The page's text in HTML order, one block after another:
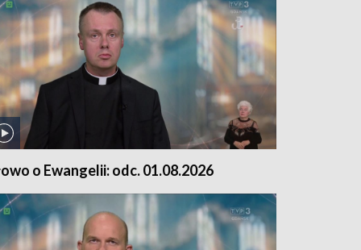
o Ewangelii: odc. 01.08.2026